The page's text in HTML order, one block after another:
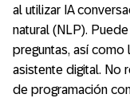
al utilizar IA
natural (NLP).
preguntas, así
asistente digital. No
de programación